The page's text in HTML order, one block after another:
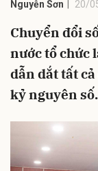
Nguyễn Sơn 20/
Chuyển đổi
nước tổ chức
dẫn dắt tất
kỷ nguyên số.